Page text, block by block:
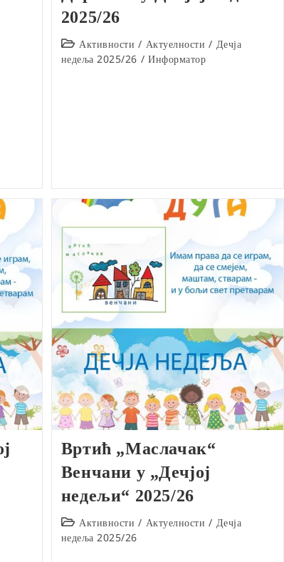
2025/26
Post
category:
Активности / Актуелности / Дечја
недеља 2025/26 / Информатор
Вртић „Маслачак“
Венчани у „Дечјој
недељи“ 2025/26
Post
category:
Активности / Актуелности / Дечја
недеља 2025/26